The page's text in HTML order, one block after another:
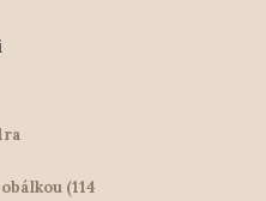
(114